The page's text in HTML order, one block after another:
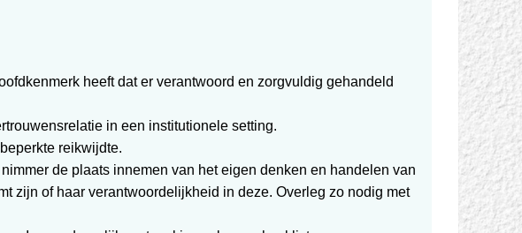
heeft dat er verantwoord en zorgvuldig gehandeld
in een institutionele setting.
reikwijdte.
de plaats innemen van het eigen denken en handelen van
zijn of haar verantwoordelijkheid in deze. Overleg zo nodig met